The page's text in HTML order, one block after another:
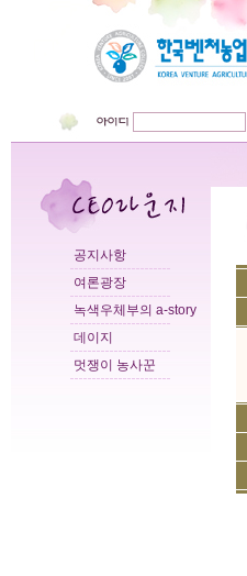
공지사항
여론광장
녹색우체부의 a-story
데이지
멋쟁이 농사꾼